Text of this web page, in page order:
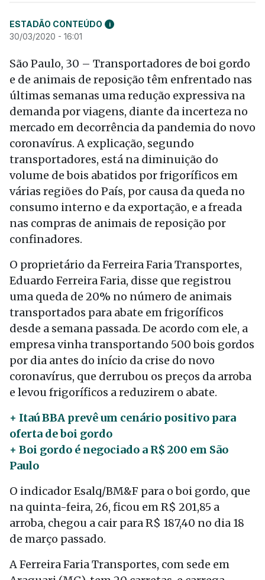
ESTADÃO CONTEÚDO i
30/03/2020 - 16:01
São Paulo, 30 – Transportadores de boi gordo
e de animais de reposição têm enfrentado nas
últimas semanas uma redução expressiva na
demanda por viagens, diante da incerteza no
mercado em decorrência da pandemia do novo
coronavírus. A explicação, segundo
transportadores, está na diminuição do
volume de bois abatidos por frigoríficos em
várias regiões do País, por causa da queda no
consumo interno e da exportação, e a freada
nas compras de animais de reposição por
confinadores.
O proprietário da Ferreira Faria Transportes,
Eduardo Ferreira Faria, disse que registrou
uma queda de 20% no número de animais
transportados para abate em frigoríficos
desde a semana passada. De acordo com ele, a
empresa vinha transportando 500 bois gordos
por dia antes do início da crise do novo
coronavírus, que derrubou os preços da arroba
e levou frigoríficos a reduzirem o abate.
+ Itaú BBA prevê um cenário positivo para
oferta de boi gordo
+ Boi gordo é negociado a R$ 200 em São
Paulo
O indicador Esalq/BM&F para o boi gordo, que
na quinta-feira, 26, ficou em R$ 201,85 a
arroba, chegou a cair para R$ 187,40 no dia 18
de março passado.
A Ferreira Faria Transportes, com sede em